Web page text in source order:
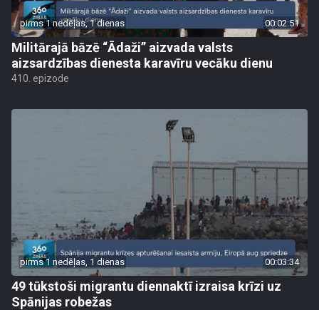
pirms 1 nedēļas, 1 dienas 00:02:51
Militārajā bāzē “Ādaži” aizvada valsts
aizsardzības dienesta karavīru vecāku dienu
410. epizode
pirms 1 nedēļas, 1 dienas 00:03:34
49 tūkstoši migrantu diennaktī izraisa krīzi uz
Spānijas robežas